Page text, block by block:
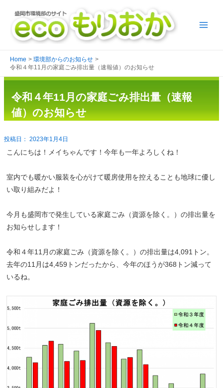
Home
環境部からのお知らせ
令和４年11月の家庭ごみ排出量（速報値）のお知らせ
令和４年11月の家庭ごみ排出量（速報
値）のお知らせ
2023年1月4日
こんにちは！メイちゃんです！今年も一年よろしくね！
室内でも暖かい服装を心がけて暖房使用を控えることも地球に優し
い取り組みだよ！
今月も盛岡市で発生している家庭ごみ（資源を除く。）の排出量を
お知らせします！
令和４年11月の家庭ごみ（資源を除く。）の排出量は4,091トン。
去年の11月は4,459トンだったから、今年のほうが368トン減って
いるね。